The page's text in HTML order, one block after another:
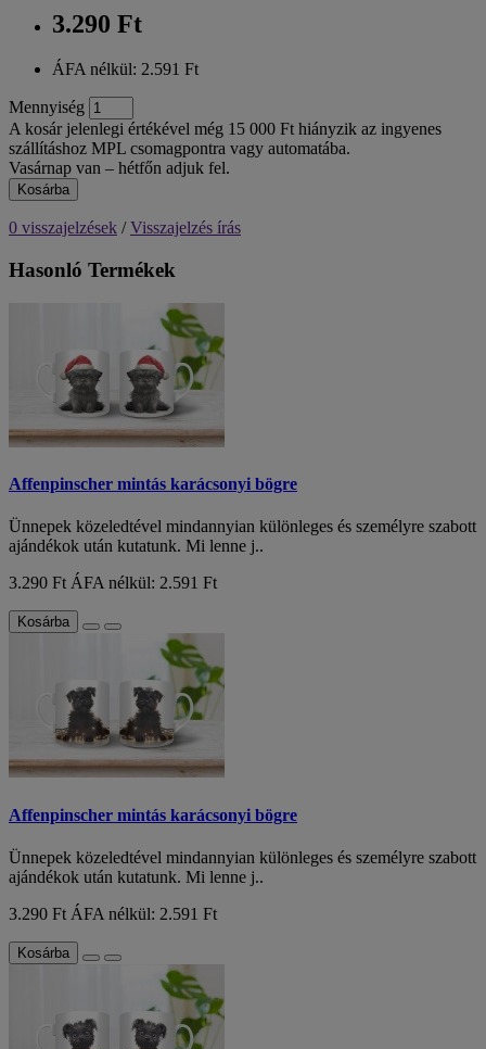
3.290 Ft
ÁFA nélkül: 2.591 Ft
Mennyiség
A kosár jelenlegi értékével még 15 000 Ft hiányzik az ingyenes
szállításhoz MPL csomagpontra vagy automatába.
Vasárnap van – hétfőn adjuk fel.
Kosárba
0 visszajelzések /Visszajelzés írás
Hasonló Termékek
Affenpinscher mintás karácsonyi bögre
Ünnepek közeledtével mindannyian különleges és személyre szabott
ajándékok után kutatunk. Mi lenne j..
3.290 Ft ÁFA nélkül: 2.591 Ft
Kosárba
Affenpinscher mintás karácsonyi bögre
Ünnepek közeledtével mindannyian különleges és személyre szabott
ajándékok után kutatunk. Mi lenne j..
3.290 Ft ÁFA nélkül: 2.591 Ft
Kosárba